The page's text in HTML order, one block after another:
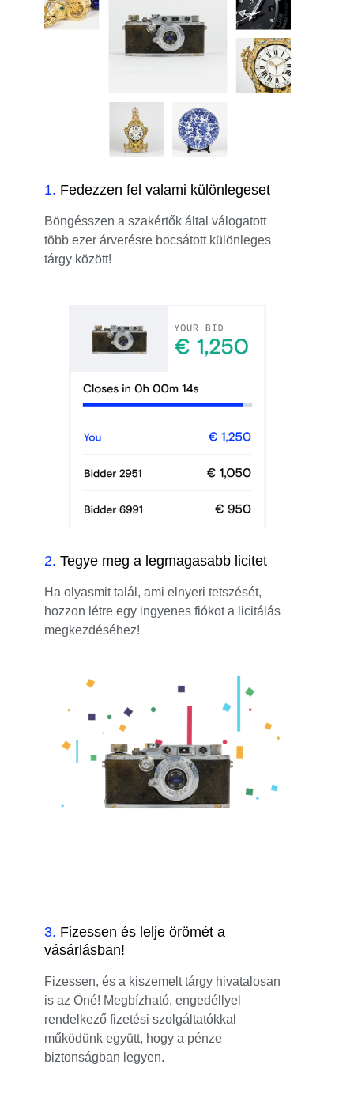
1. Fedezzen fel valami különlegeset
Böngésszen a szakértők által válogatott
több ezer árverésre bocsátott különleges
tárgy között!
2. Tegye meg a legmagasabb licitet
Ha olyasmit talál, ami elnyeri tetszését,
hozzon létre egy ingyenes fiókot a licitálás
megkezdéséhez!
3. Fizessen és lelje örömét a
vásárlásban!
Fizessen, és a kiszemelt tárgy hivatalosan
is az Öné! Megbízható, engedéllyel
rendelkező fizetési szolgáltatókkal
működünk együtt, hogy a pénze
biztonságban legyen.